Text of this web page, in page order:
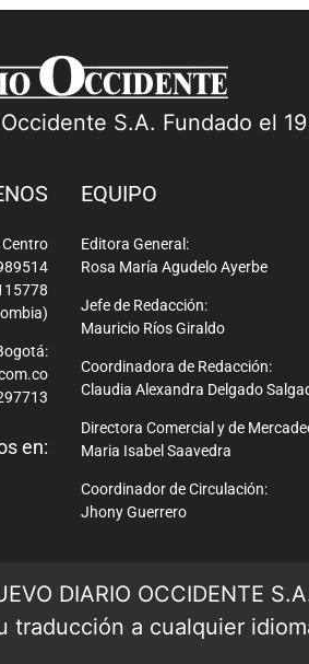
S.A. Fundado el
Centro
en:
EQUIPO
Editora General:
Rosa María Agudelo Ayerbe
Jefe de Redacción:
Mauricio Ríos Giraldo
Coordinadora de Redacción:
Claudia Alexandra Delgado
Directora Comercial y de
Maria Isabel Saavedra
Coordinador de Circulación:
Jhony Guerrero
DIARIO OCCIDENTE
a cualquier